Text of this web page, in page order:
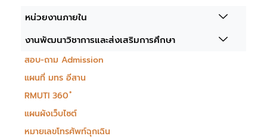
หน่วยงานภายใน
งานพัฒนาวิชาการและส่งเสริมการศึกษา
สอบ-ถาม Admission
แผนที่ มทร อีสาน
RMUTI 360 ํ
แผนผังเว็บไซต์
หมายเลขโทรศัพท์ฉุกเฉิน